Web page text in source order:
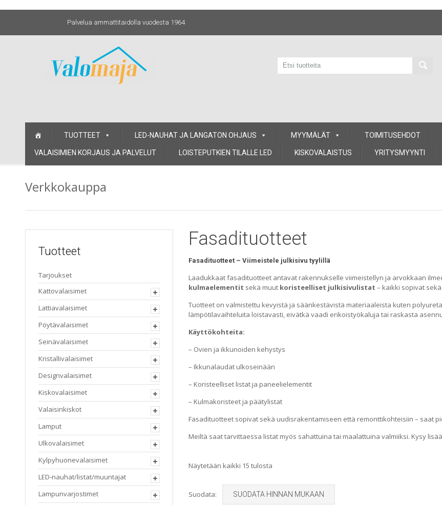
Palvelua ammattitaidolla vuodesta 1964
TUOTTEET LED-NAUHAT JA LANGATON OHJAUS MYYMÄLÄT TOIMITUSEHDOT
VALAISIMIEN KORJAUS JA PALVELUT LOISTEPUTKIEN TILALLE LED KISKOVALAISTUS YRITYSMYYNTI
Verkkokauppa
Fasadituotteet
Fasadituotteet – Viimeistele julkisivu tyylillä
Laadukkaat fasadituotteet antavat rakennukselle viimeistellyn ja arvokkaan
kulmaelementit sekä muut koristeelliset julkisivulistat – kaikki sopivat
Tuotteet on valmistettu kevyistä ja säänkestävistä materiaaleista kuten
lämpötilavaihteluita loistavasti, eivätkä vaadi erikoistyökaluja tai raskasta
Käyttökohteita:
– Ovien ja ikkunoiden kehystys
– Ikkunalaudat ulkoseinään
– Koristeelliset listat ja paneelielementit
– Kulmakoristeet ja päätylistat
Fasadituotteet sopivat sekä uudisrakentamiseen että remonttikohteisiin – saat
Meiltä saat tarvittaessa listat myös sahattuina tai maalattuina valmiiksi. Kysy lisää
Näytetään kaikki 15 tulostaSorted
by
popularity
Suodata: SUODATA HINNAN MUKAAN
Tuotteet
Tarjoukset
Kattovalaisimet
Lattiavalaisimet
Pöytävalaisimet
Seinävalaisimet
Kristallivalaisimet
Designvalaisimet
Kiskovalaisimet
Valaisinkiskot
Lamput
Ulkovalaisimet
Kylpyhuonevalaisimet
LED-nauhat/listat/muuntajat
Lampunvarjostimet